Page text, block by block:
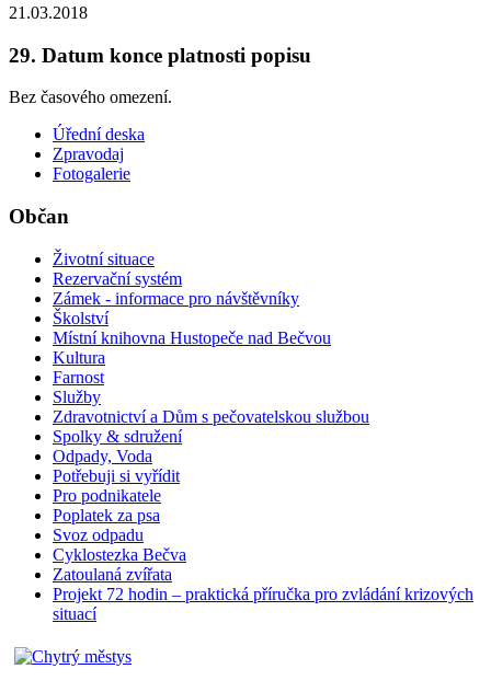
21.03.2018
29. Datum konce platnosti popisu
Bez časového omezení.
Úřední deska
Zpravodaj
Fotogalerie
Občan
Životní situace
Rezervační systém
Zámek - informace pro návštěvníky
Školství
Místní knihovna Hustopeče nad Bečvou
Kultura
Farnost
Služby
Zdravotnictví a Dům s pečovatelskou službou
Spolky & sdružení
Odpady, Voda
Potřebuji si vyřídit
Pro podnikatele
Poplatek za psa
Svoz odpadu
Cyklostezka Bečva
Zatoulaná zvířata
Projekt 72 hodin – praktická příručka pro zvládání krizových
situací